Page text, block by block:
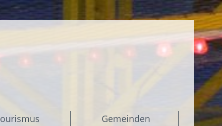
Gemeinden